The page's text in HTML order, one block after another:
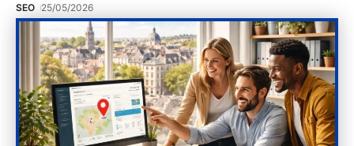
SEO 25/05/2026